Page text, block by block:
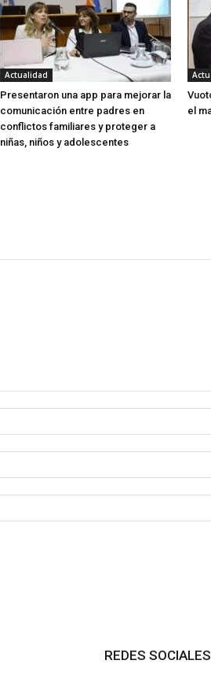
Actualidad
Presentaron una app para mejorar la
comunicación entre padres en
conflictos familiares y proteger a
niñas, niños y adolescentes
el
REDES SOCIALES